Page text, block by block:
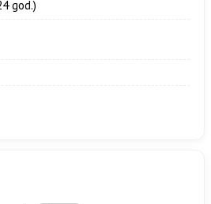
god.)